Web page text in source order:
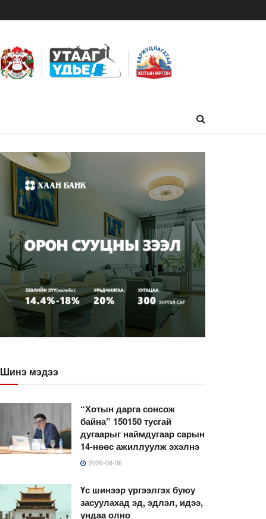
Шинэ мэдээ
“Хотын дарга сонсож
байна” 150150 тусгай
дугаарыг наймдугаар сарын
14-нөөс ажиллуулж эхэлнэ
2026-08-06
Үс шинээр үргээлгэх буюу
засуулахад эд, эдлэл, идээ,
ундаа олно